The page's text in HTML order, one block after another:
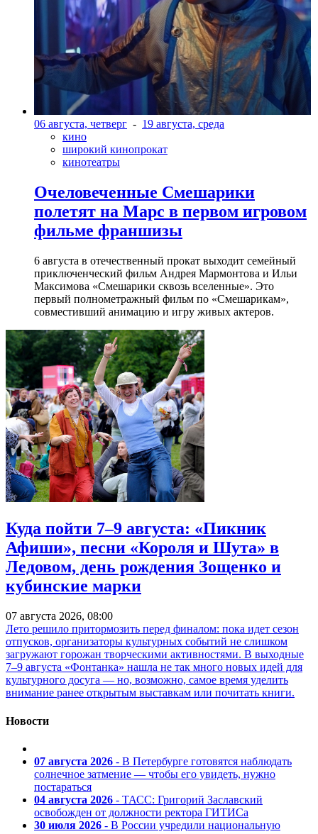
06 августа, четверг - 19 августа, среда
кино
широкий кинопрокат
кинотеатры
Очеловеченные Смешарики
полетят на Марс в первом игровом
фильме франшизы
6 августа в отечественный прокат выходит семейный
приключенческий фильм Андрея Мармонтова и Ильи
Максимова «Смешарики сквозь вселенные». Это
первый полнометражный фильм по «Смешарикам»,
совместивший анимацию и игру живых актеров.
Куда пойти 7–9 августа: «Пикник
Афиши», песни «Короля и Шута» в
Ледовом, день рождения Зощенко и
кубинские марки
07 августа 2026, 08:00
Лето решило притормозить перед финалом: пока идет сезон
отпусков, организаторы культурных событий не слишком
загружают горожан творческими активностями. В выходные
7–9 августа «Фонтанка» нашла не так много новых идей для
культурного досуга — но, возможно, самое время уделить
внимание ранее открытым выставкам или почитать книги.
Новости
07 августа 2026 - В Петербурге готовятся наблюдать
солнечное затмение — чтобы его увидеть, нужно
постараться
04 августа 2026 - ТАСС: Григорий Заславский
освобожден от должности ректора ГИТИСа
30 июля 2026 - В России учредили национальную